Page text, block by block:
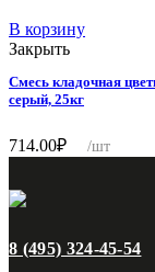
В корзину
Закрыть
Смесь кладочная
серый, 25кг
714.00₽ /шт
8 (495) 324-45-54